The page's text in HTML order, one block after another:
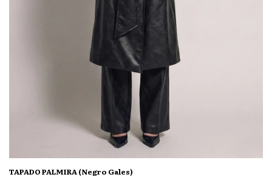
TAPADO PALMIRA (Negro Gales)